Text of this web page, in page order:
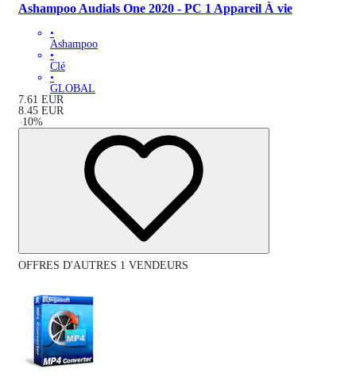
Ashampoo Audials One 2020 - PC 1 Appareil À vie
•
Ashampoo
•
Clé
•
GLOBAL
7.61 EUR
8.45 EUR
-10%
OFFRES D'AUTRES 1 VENDEURS